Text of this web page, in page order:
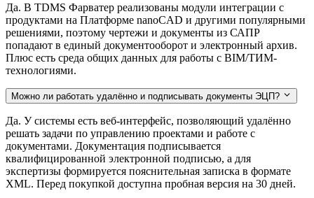
Да. В TDMS Фарватер реализованы модули интеграции с
продуктами на Платформе nanoCAD и другими популярными
решениями, поэтому чертежи и документы из САПР
попадают в единый документооборот и электронный архив.
Плюс есть среда общих данных для работы с BIM/ТИМ-
технологиями.
Можно ли работать удалённо и подписывать документы ЭЦП?
Да. У системы есть веб-интерфейс, позволяющий удалённо
решать задачи по управлению проектами и работе с
документами. Документация подписывается
квалифицированной электронной подписью, а для
экспертизы формируется пояснительная записка в формате
XML. Перед покупкой доступна пробная версия на 30 дней.